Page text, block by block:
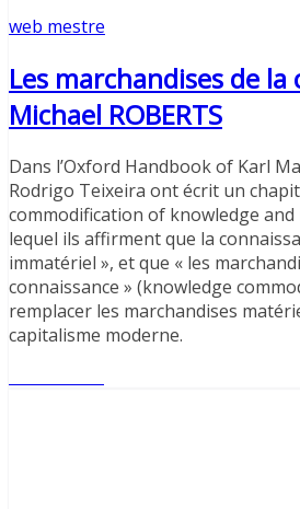
web mestre
Les marchandises de la
Michael ROBERTS
Dans l’Oxford Handbook of Karl
Rodrigo Teixeira ont écrit un
commodification of knowledge
lequel ils affirment que la
immatériel », et que « les
connaissance » (knowledge
remplacer les marchandises
capitalisme moderne.